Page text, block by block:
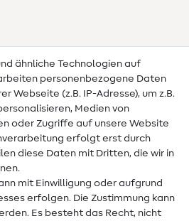
ähnliche Technologien auf
personenbezogene Daten
Webseite (z.B. IP-Adresse), um z.B.
Medien von
oder Zugriffe auf unsere Website
erfolgt erst durch
diese Daten mit Dritten, die wir in
mit Einwilligung oder aufgrund
erfolgen. Die Zustimmung kann
Es besteht das Recht, nicht